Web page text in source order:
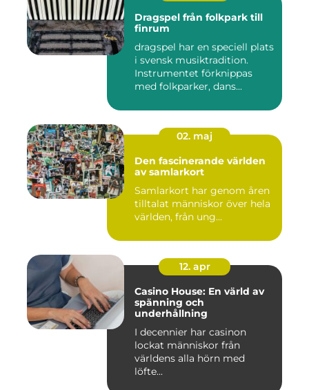
Dragspel från folkpark till
finrum
dragspel har en speciell plats
i svensk musiktradition.
Instrumentet förknippas
med folkparker, dans...
02. maj
Den fascinerande världen
av samlarkort
Samlarkort har genom åren
tilltalat människor över hela
världen, från ung...
12. apr
Casino House: En värld av
spänning och
underhållning
I decennier har casinon
lockat människor från
världens alla hörn med
löfte...